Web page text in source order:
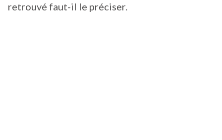
retrouvé faut-il le préciser.